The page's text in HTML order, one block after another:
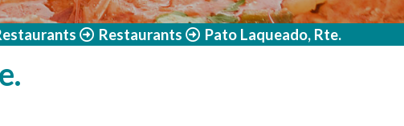
Restaurants Pato Laqueado, Rte.